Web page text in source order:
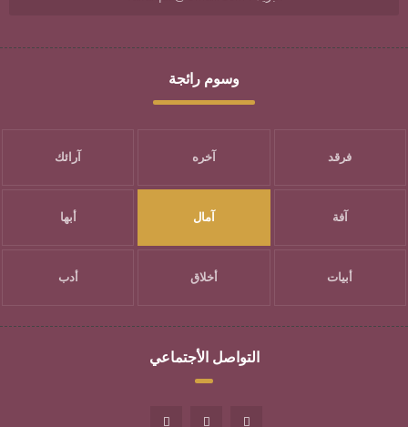
وسوم رائجة
فرقد آخره آرائك
آفة آمال أبها
أبيات أخلاق أدب
التواصل الأجتماعي